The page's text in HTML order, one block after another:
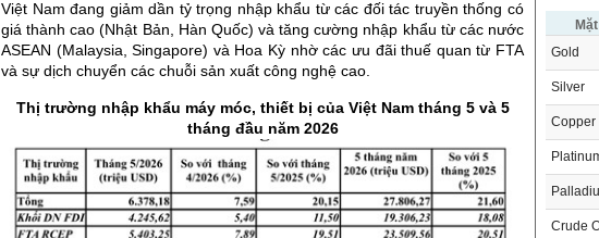
Việt Nam đang giảm dần tỷ trọng nhập khẩu từ các đối tác truyền thống có
giá thành cao (Nhật Bản, Hàn Quốc) và tăng cường nhập khẩu từ các nước
ASEAN (Malaysia, Singapore) và Hoa Kỳ nhờ các ưu đãi thuế quan từ FTA
và sự dịch chuyển các chuỗi sản xuất công nghệ cao.
Thị trường nhập khẩu máy móc, thiết bị của Việt Nam tháng 5 và 5
tháng đầu năm 2026
Gold
Silver
Copper
Crude